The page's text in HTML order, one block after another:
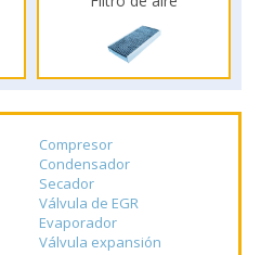
Compresor
Condensador
Secador
Válvula de EGR
Evaporador
Válvula expansión